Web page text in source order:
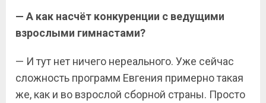
— А как насчёт конкуренции с ведущими
взрослыми гимнастами?
— И тут нет ничего нереального. Уже сейчас
сложность программ Евгения примерно такая
же, как и во взрослой сборной страны. Просто